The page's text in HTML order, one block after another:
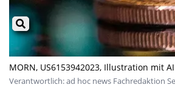
MORN, US6153942023, Illustration mit
Verantwortlich: ad hoc news Fachredaktion